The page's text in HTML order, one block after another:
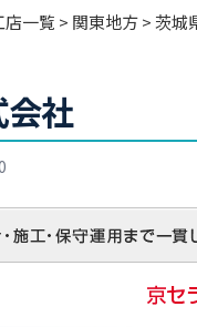
一覧 > 関東地方>茨城
社